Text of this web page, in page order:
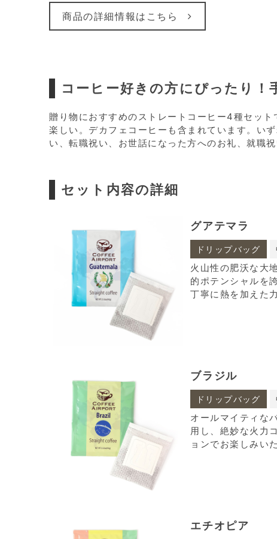
商品の詳細情報はこちら
コーヒー好きの方にぴったり！
贈り物におすすめのストレートコーヒー4種セッ
楽しい。デカフェコーヒーも含まれています。い
い、転職祝い、お世話になった方へのお礼、就職
セット内容の詳細
グアテマラ
ドリップバッグ
火山性の肥沃な大
的ポテンシャルを
丁寧に熱を加えた
ブラジル
ドリップバッグ
オールマイティな
用し、絶妙な火力
ョンでお楽しみい
エチオピア